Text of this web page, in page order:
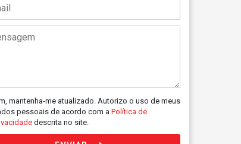
mantenha-me atualizado. Autorizo o uso de meus
pessoais de acordo com a Política de
descrita no site.